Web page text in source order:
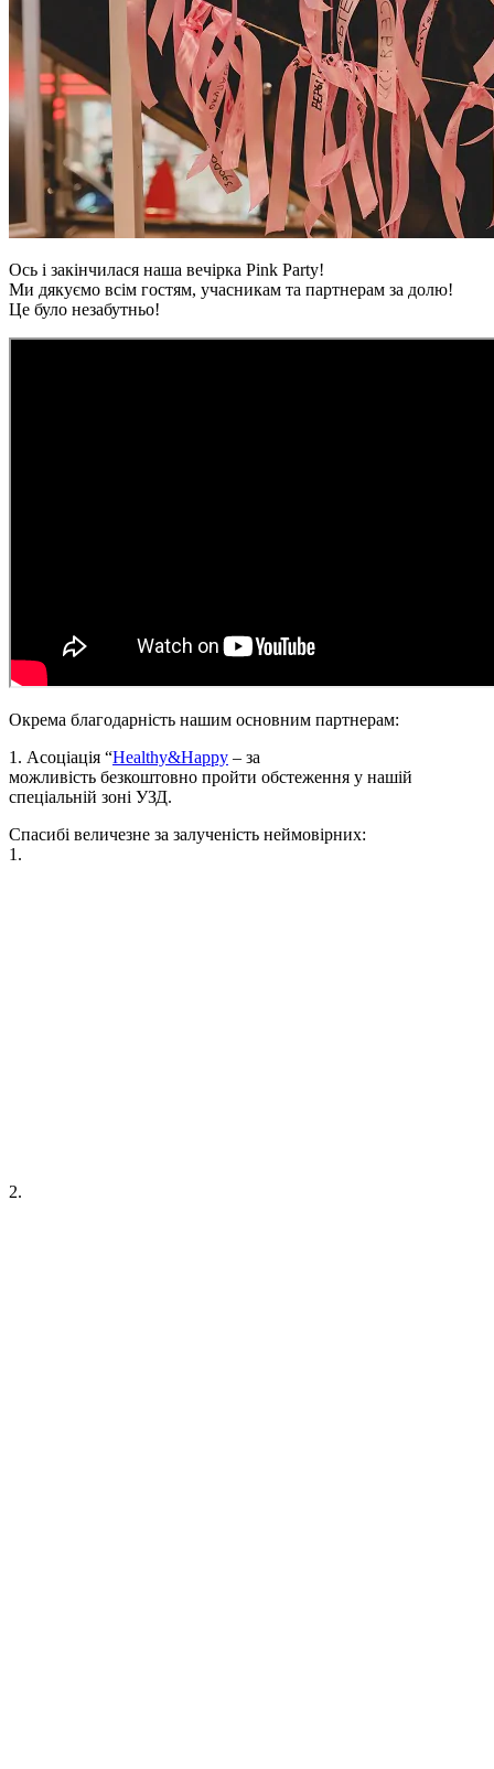
Ось і закінчилася наша вечірка Pink Party!
Ми дякуємо всім гостям, учасникам та партнерам за долю!
Це було незабутньо!
Окрема благодарність нашим основним партнерам:
1. Асоціація “Healthy&Happy – за
можливість безкоштовно пройти обстеження у нашій
спеціальній зоні УЗД.
Спасибі величезне за залученість неймовірних:
1.
2.